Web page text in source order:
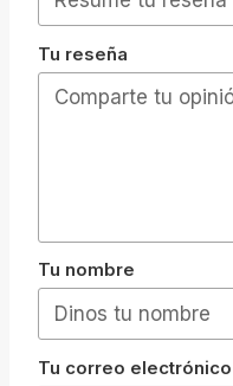
Tu reseña
Tu nombre
Tu correo electrónico